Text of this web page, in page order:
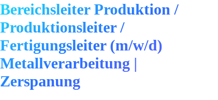
Bereichsleiter Produktion /
Produktionsleiter /
Fertigungsleiter (m/w/d)
Metallverarbeitung |
Zerspanung